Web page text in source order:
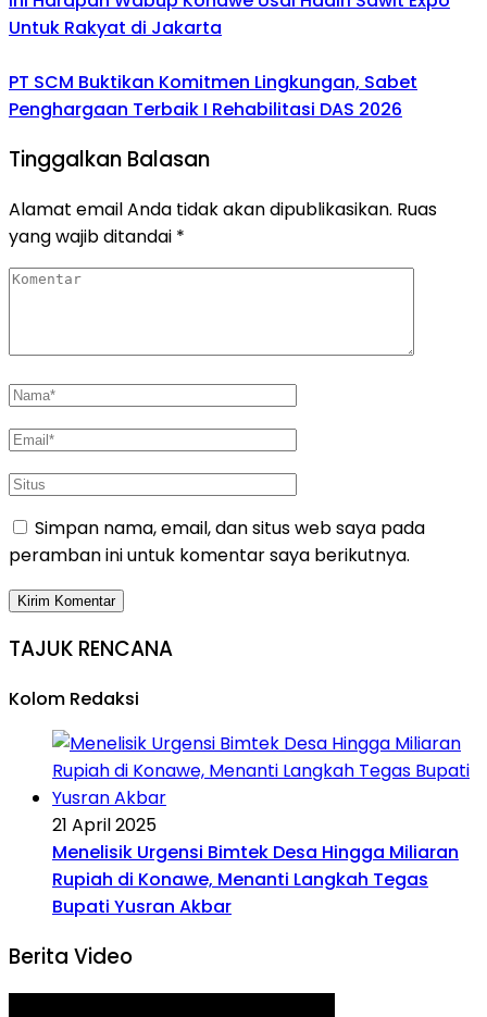
Untuk Rakyat di Jakarta
PT SCM Buktikan Komitmen Lingkungan, Sabet
Penghargaan Terbaik I Rehabilitasi DAS 2026
Tinggalkan Balasan
Alamat email Anda tidak akan dipublikasikan. Ruas
yang wajib ditandai *
Simpan nama, email, dan situs web saya pada
peramban ini untuk komentar saya berikutnya.
TAJUK RENCANA
Kolom Redaksi
21 April 2025
Menelisik Urgensi Bimtek Desa Hingga Miliaran
Rupiah di Konawe, Menanti Langkah Tegas
Bupati Yusran Akbar
Berita Video